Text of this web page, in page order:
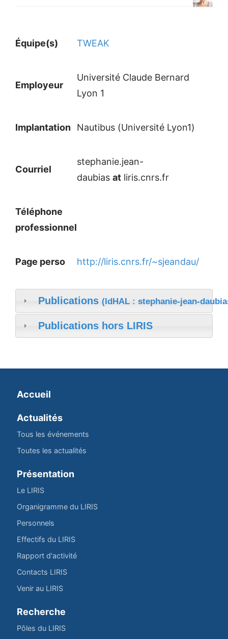
Équipe(s) TWEAK
Employeur
Université Claude Bernard
Lyon 1
Implantation Nautibus (Université Lyon1)
Courriel
stephanie.jean-
daubias at liris.cnrs.fr
Téléphone
professionnel
Page perso http://liris.cnrs.fr/~sjeandau/
Publications (IdHAL : stephanie-jean-
Publications hors LIRIS
Accueil
Actualités
Tous les événements
Toutes les actualités
Présentation
Le LIRIS
Organigramme du LIRIS
Personnels
Effectifs du LIRIS
Rapport d'activité
Contacts LIRIS
Venir au LIRIS
Recherche
Pôles du LIRIS